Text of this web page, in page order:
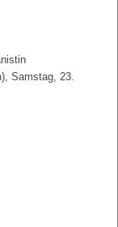
Samstag, 23.